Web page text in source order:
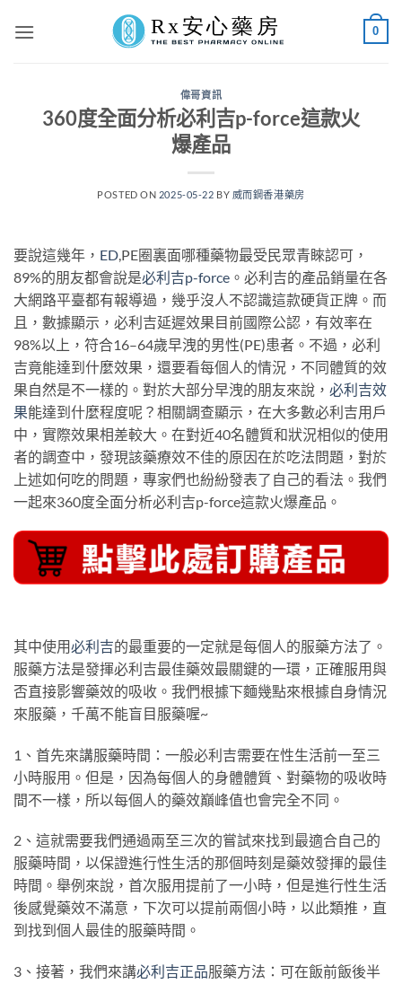
0
偉哥資訊
360度全面分析必利吉p-force這款火
爆產品
POSTED ON 2025-05-22 BY 威而鋼香港藥房
要說這幾年， ED ,PE圈裏面哪種藥物最受民眾青睞認可，
89%的朋友都會說是必利吉p-force 。必利吉的產品銷量在各
大網路平臺都有報導過，幾乎沒人不認識這款硬貨正牌。而
且，數據顯示，必利吉延遲效果目前國際公認，有效率在
98%以上，符合16–64歲早洩的男性(PE)患者。不過，必利
吉竟能達到什麼效果，還要看每個人的情況，不同體質的效
果自然是不一樣的。對於大部分早洩的朋友來說， 必利吉效
果能達到什麼程度呢？相關調查顯示，在大多數必利吉用戶
中，實際效果相差較大。在對近40名體質和狀況相似的使用
者的調查中，發現該藥療效不佳的原因在於吃法問題，對於
上述如何吃的問題，專家們也紛紛發表了自己的看法。我們
一起來360度全面分析必利吉p-force這款火爆產品。
其中使用必利吉的最重要的一定就是每個人的服藥方法了。
服藥方法是發揮必利吉最佳藥效最關鍵的一環，正確服用與
否直接影響藥效的吸收。我們根據下麵幾點來根據自身情況
來服藥，千萬不能盲目服藥喔~
1、首先來講服藥時間：一般必利吉需要在性生活前一至三
小時服用。但是，因為每個人的身體體質、對藥物的吸收時
間不一樣，所以每個人的藥效巔峰值也會完全不同。
2、這就需要我們通過兩至三次的嘗試來找到最適合自己的
服藥時間，以保證進行性生活的那個時刻是藥效發揮的最佳
時間。舉例來說，首次服用提前了一小時，但是進行性生活
後感覺藥效不滿意，下次可以提前兩個小時，以此類推，直
到找到個人最佳的服藥時間。
3、接著，我們來講必利吉正品服藥方法：可在飯前飯後半